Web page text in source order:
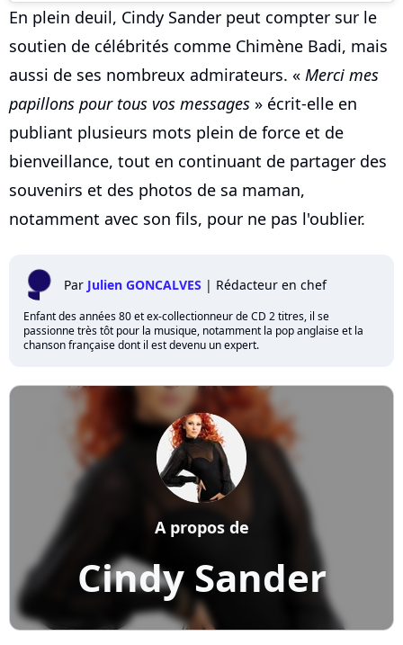
En plein deuil, Cindy Sander peut compter sur le
soutien de célébrités comme Chimène Badi, mais
aussi de ses nombreux admirateurs. « Merci mes
papillons pour tous vos messages » écrit-elle en
publiant plusieurs mots plein de force et de
bienveillance, tout en continuant de partager des
souvenirs et des photos de sa maman,
notamment avec son fils, pour ne pas l'oublier.
Par Julien GONCALVES | Rédacteur en chef
Enfant des années 80 et ex-collectionneur de CD 2 titres, il se
passionne très tôt pour la musique, notamment la pop anglaise et la
chanson française dont il est devenu un expert.
Cindy Sander
A propos de